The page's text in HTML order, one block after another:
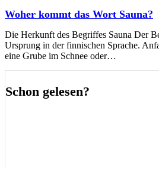
Woher kommt das Wort Sauna?
Die Herkunft des Begriffes Sauna Der
Ursprung in der finnischen Sprache.
eine Grube im Schnee oder…
Schon gelesen?